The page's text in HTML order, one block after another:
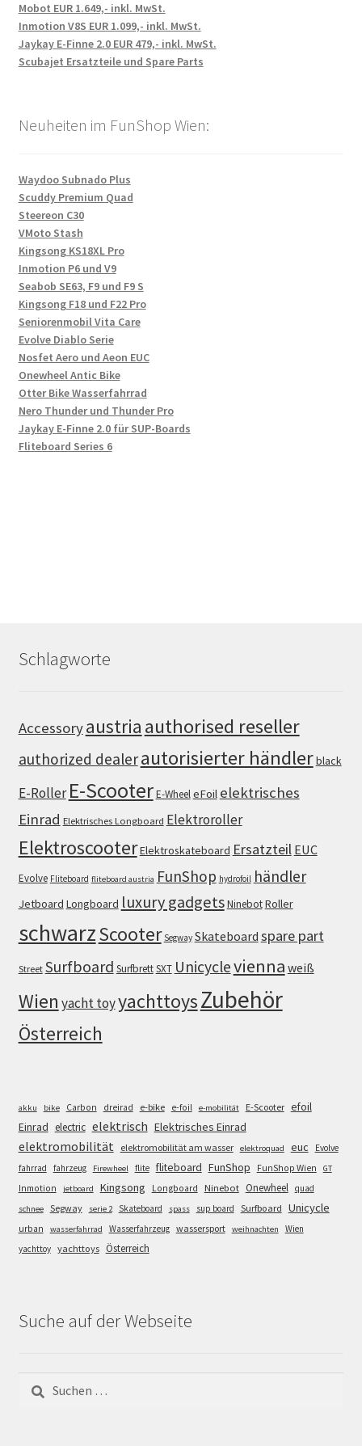
Mobot EUR 1.649,- inkl. MwSt.
Inmotion V8S EUR 1.099,- inkl. MwSt.
Jaykay E-Finne 2.0 EUR 479,- inkl. MwSt.
Scubajet Ersatzteile und Spare Parts
Neuheiten im FunShop Wien:
Waydoo Subnado Plus
Scuddy Premium Quad
Steereon C30
VMoto Stash
Kingsong KS18XL Pro
Inmotion P6 und V9
Seabob SE63, F9 und F9 S
Kingsong F18 und F22 Pro
Seniorenmobil Vita Care
Evolve Diablo Serie
Nosfet Aero und Aeon EUC
Onewheel Antic Bike
Otter Bike Wasserfahrrad
Nero Thunder und Thunder Pro
Jaykay E-Finne 2.0 für SUP-Boards
Fliteboard Series 6
Schlagworte
Accessoryaustria authorised reseller
authorized dealerautorisierter händlerblack
E-Roller E-ScooterE-WheeleFoil elektrisches
Einrad Elektrisches Longboard Elektroroller
ElektroscooterElektroskateboard Ersatzteil EUC
Evolve Fliteboard fliteboard austria FunShop hydrofoil händler
Jetboard Longboard luxury gadgetsNinebotRoller
schwarzScooter Segway Skateboard spare part
Street Surfboard SurfbrettSXT Unicyclevienna weiß
Wien yacht toyyachttoysZubehör
Österreich
akku bike Carbon dreirad e-bike e-foil e-mobilität E-Scooter efoil
Einrad electric elektrisch Elektrisches Einrad
elektromobilität elektromobilität am wasser elektroquad euc
Evolve
fahrrad
fahrzeug Firewheel flite fliteboard FunShop FunShop Wien GT
Inmotion jetboard Kingsong Longboard Ninebot Onewheel quad
schnee Segway serie 2 Skateboard spass sup board Surfboard Unicycle
urban wasserfahrrad Wasserfahrzeug wassersport weihnachten
Wien
yachttoy yachttoys Österreich
Suche auf der Webseite
nach: